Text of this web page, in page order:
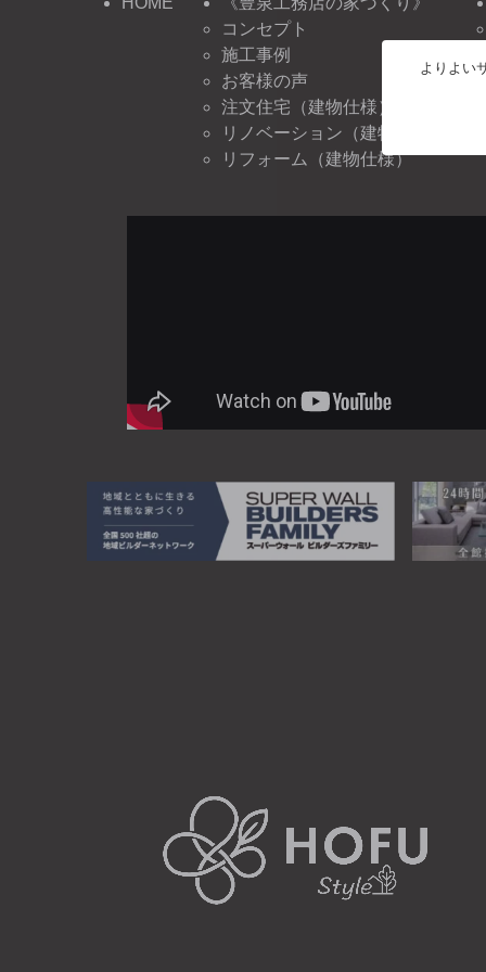
コンセプト
施工事例
お客様の声
注文住宅（建物仕様）
リノベーション（建物仕様）
リフォーム（建物仕様）
よりよい